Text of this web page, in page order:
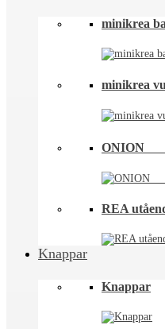
minikrea
minikrea
ONION
REA
Knappar
Knappar